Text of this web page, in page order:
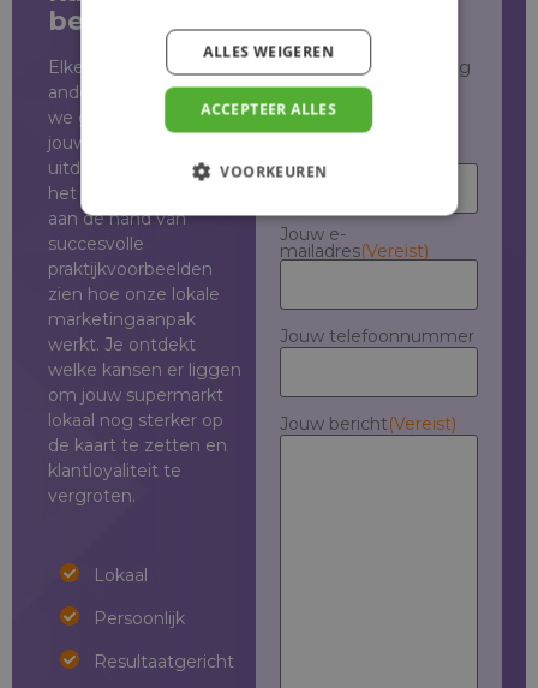
betekenen.
Elke supermarkt is
anders. Daarom kijken
we graag samen naar
jouw situatie en
uitdagingen. Tijdens
het gesprek laten we
aan de hand van
succesvolle
praktijkvoorbeelden
zien hoe onze lokale
marketingaanpak
werkt. Je ontdekt
welke kansen er liggen
om jouw supermarkt
lokaal nog sterker op
de kaart te zetten en
klantloyaliteit te
vergroten.
Lokaal
Persoonlijk
Resultaatgericht
keuze(Vereist)
Ik vertegenwoordig
een bedrijf
Ik ben een
particulier
Jouw e-
mailadres(Vereist)
Jouw telefoonnummer
Jouw bericht(Vereist)
ACCEPTEER ALLES
ALLES WEIGEREN
VOORKEUREN